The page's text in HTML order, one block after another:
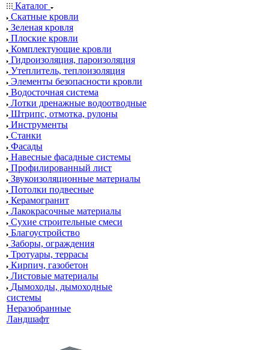
Каталог
Скатные кровли
Зеленая кровля
Плоские кровли
Комплектующие кровли
Гидроизоляция, пароизоляция
Утеплитель, теплоизоляция
Элементы безопасности кровли
Водосточная система
Лотки дренажные водоотводные
Штрипс, отмотка, рулоны
Инструменты
Станки
Фасады
Навесные фасадные системы
Профилированный лист
Звукоизоляционные материалы
Потолки подвесные
Керамогранит
Лакокрасочные материалы
Сухие строительные смеси
Благоустройство
Заборы, ограждения
Тротуары, террасы
Кирпич, газобетон
Листовые материалы
Дымоходы, дымоходные
системы
Неразобранные
Ландшафт